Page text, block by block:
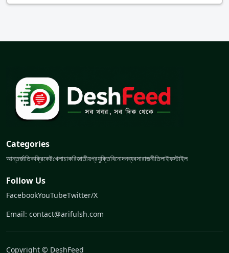
Categories
আন্তর্জাতিকক্রিকেটখেলাচাকরিজাতীয়প্রযুক্তিবিনোদনব্যবসারাজনীতিলাইফস্টাইল
Follow Us
FacebookYouTubeTwitter/X
Email: contact@arifulsh.com
Copyright © DeshFeed